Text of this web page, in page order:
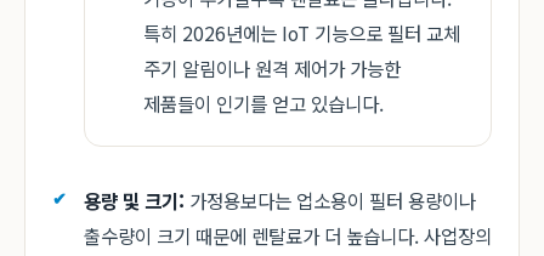
특히 2026년에는 IoT 기능으로 필터 교체
주기 알림이나 원격 제어가 가능한
제품들이 인기를 얻고 있습니다.
용량 및 크기: 가정용보다는 업소용이 필터 용량이나
출수량이 크기 때문에 렌탈료가 더 높습니다. 사업장의